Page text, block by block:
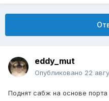
eddy_mut
Опубликовано 22
Поднят сабж на основе